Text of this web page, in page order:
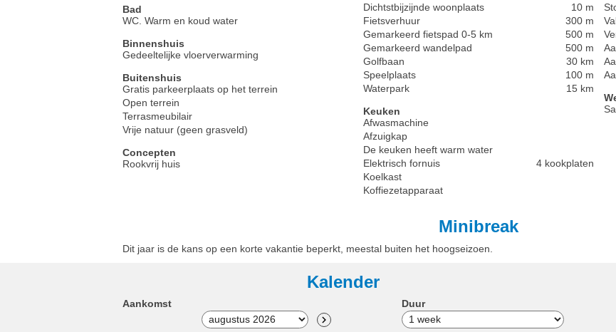
Bad
WC. Warm en koud water
Binnenshuis
Gedeeltelijke vloerverwarming
Buitenshuis
Gratis parkeerplaats op het terrein
Open terrein
Terrasmeubilair
Vrije natuur (geen grasveld)
Concepten
Rookvrij huis
Dichtstbijzijnde woonplaats
10 m
Fietsverhuur
300 m
Gemarkeerd fietspad 0-5 km
500 m
Gemarkeerd wandelpad
500 m
Golfbaan
30 km
Speelplaats
100 m
Waterpark
15 km
Keuken
Afwasmachine
Afzuigkap
De keuken heeft warm water
Elektrisch fornuis
4 kookplaten
Koelkast
Koffiezetapparaat
Minibreak
Dit jaar is de kans op een korte vakantie beperkt, meestal buiten het hoogseizoen.
Kalender
Aankomst Duur